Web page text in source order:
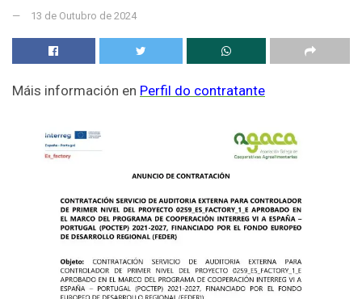
13 de Outubro de 2024
Máis información en Perfil do contratante